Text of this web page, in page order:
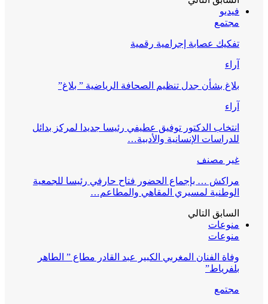
فيديو
مجتمع
تفكيك عصابة إجرامية رقمية
آراء
بلاغ بشأن جدل تنظيم الصحافة الرياضية ” بلاغ”
آراء
انتخاب الدكتور توفيق عطيفي رئيسا جديدا لمركز بدائل
للدراسات الإنسانية والأدبية…
غير مصنف
مراكش … بإجماع الحضور فتاح حارفي رئيسا للجمعية
الوطنية لمسيري المقاهي والمطاعم…
السابق التالي
منوعات
منوعات
وفاة الفنان المغربي الكبير عبد القادر مطاع ” الطاهر
بلفرياط”
مجتمع